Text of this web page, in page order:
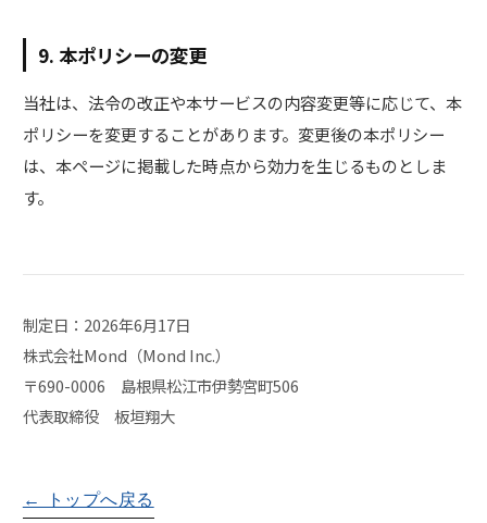
9. 本ポリシーの変更
当社は、法令の改正や本サービスの内容変更等に応じて、本
ポリシーを変更することがあります。変更後の本ポリシー
は、本ページに掲載した時点から効力を生じるものとしま
す。
制定日：2026年6月17日
株式会社Mond（Mond Inc.）
〒690-0006 島根県松江市伊勢宮町506
代表取締役 板垣翔大
← トップへ戻る